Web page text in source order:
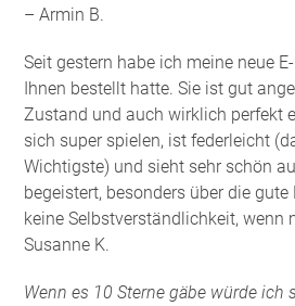
– Armin B.
Seit gestern habe ich meine neue
Ihnen bestellt hatte. Sie ist gut
Zustand und auch wirklich perfekt
sich super spielen, ist federleicht
Wichtigste) und sieht sehr schön
begeistert, besonders über die
keine Selbstverständlichkeit, wenn
Susanne K.
Wenn es 10 Sterne gäbe würde ich